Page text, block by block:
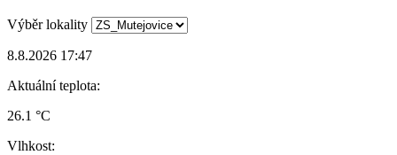
Výběr lokality
8.8.2026 17:47
Aktuální teplota:
26.1 °C
Vlhkost: